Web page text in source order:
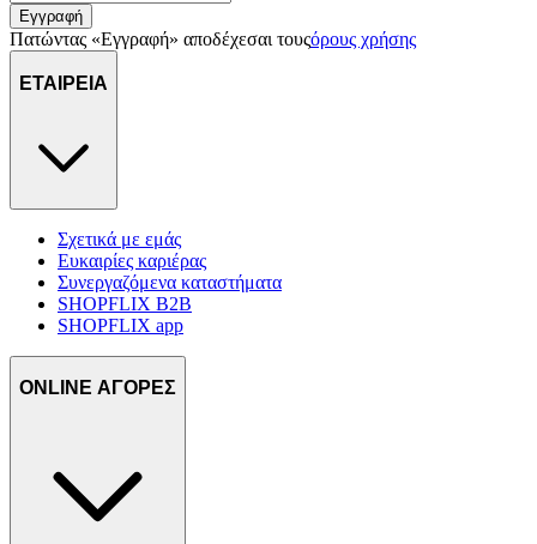
Εγγραφή
Πατώντας «Εγγραφή» αποδέχεσαι τουςόρους χρήσης
ΕΤΑΙΡΕΙΑ
Σχετικά με εμάς
Ευκαιρίες καριέρας
Συνεργαζόμενα καταστήματα
SHOPFLIX B2B
SHOPFLIX app
ONLINE ΑΓΟΡΕΣ